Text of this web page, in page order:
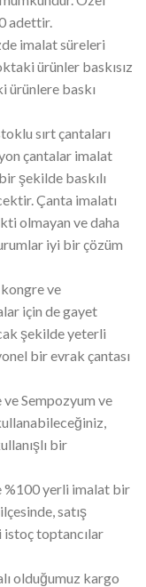
adettir.
imalat süreleri
ürünler baskısız
ürünlere baskı
sırt çantaları
çantalar imalat
şekilde baskılı
Çanta imalatı
olmayan ve daha
iyi bir çözüm
ve
için de gayet
şekilde yeterli
bir evrak çantası
Sempozyum ve
bir
%100 yerli imalat bir
satış
istoç toptancılar
olduğumuz kargo